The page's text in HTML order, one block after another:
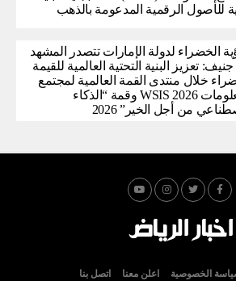
للأصول الرقمية المدعومة بالذهب
الخضراء لدولة الإمارات تتصدر المشهد
تعزيز البنية التحتية العالمية للقيمة
خلال منتدى القمة العالمية لمجتمع
المعلومات WSIS 2026 وقمة “الذكاء
من أجل الخير” 2026
الخصوصية اعلن معنا اتصل بنا